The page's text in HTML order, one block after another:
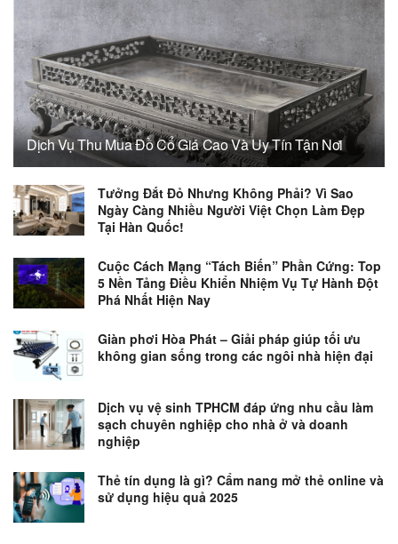
Dịch Vụ Thu Mua Đồ Cổ Giá Cao Và Uy Tín Tận Nơi
Tưởng Đắt Đỏ Nhưng Không Phải? Vì Sao
Ngày Càng Nhiều Người Việt Chọn Làm Đẹp
Tại Hàn Quốc!
Cuộc Cách Mạng “Tách Biến” Phần Cứng: Top
5 Nền Tảng Điều Khiển Nhiệm Vụ Tự Hành Đột
Phá Nhất Hiện Nay
Giàn phơi Hòa Phát – Giải pháp giúp tối ưu
không gian sống trong các ngôi nhà hiện đại
Dịch vụ vệ sinh TPHCM đáp ứng nhu cầu làm
sạch chuyên nghiệp cho nhà ở và doanh
nghiệp
Thẻ tín dụng là gì? Cẩm nang mở thẻ online và
sử dụng hiệu quả 2025